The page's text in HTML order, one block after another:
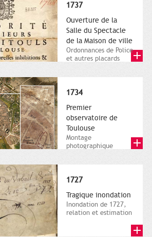
1737
Ouverture de la
Salle du Spectacle
de la Maison de ville
Ordonnances de Police
et autres placards
1734
Premier
observatoire de
Toulouse
Montage
photographique
1727
Tragique inondation
Inondation de 1727,
relation et estimation